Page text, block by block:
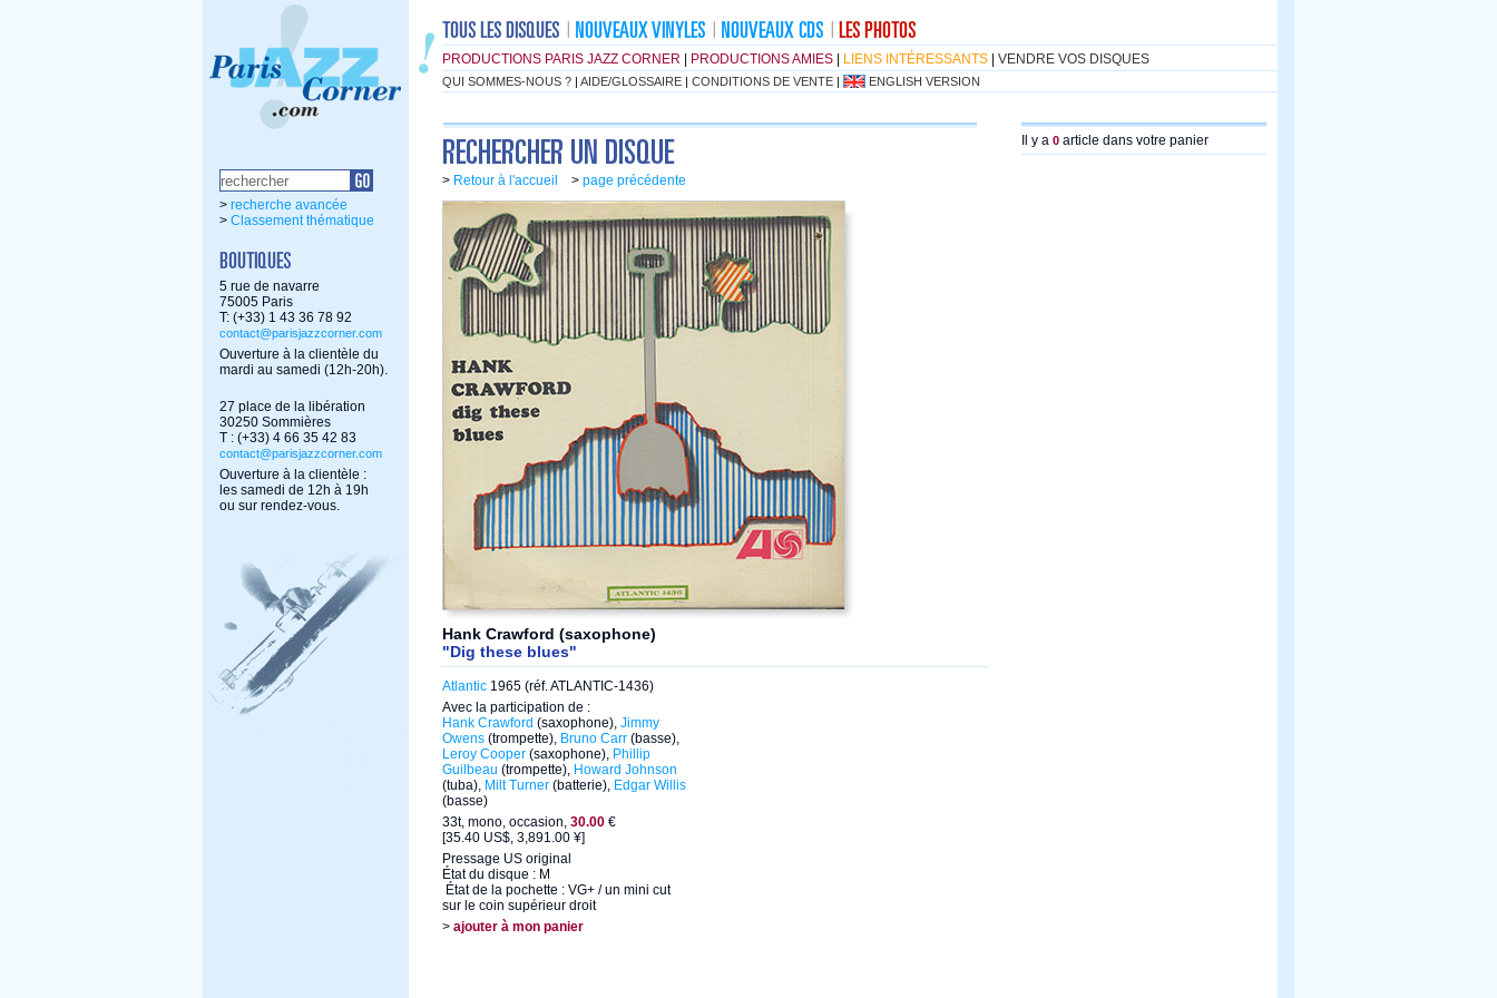
PRODUCTIONS PARIS JAZZ CORNER PRODUCTIONS AMIES LIENS INTÉRESSANTS VENDRE VOS DISQUES
QUI SOMMES-NOUS ? | AIDE/GLOSSAIRE | CONDITIONS DE VENTE | ENGLISH VERSION
> recherche avancée
> Classement thématique
5 rue de navarre
75005 Paris
T: (+33) 1 43 36 78 92
contact@parisjazzcorner.com
Ouverture à la clientèle du
mardi au samedi (12h-20h).
27 place de la libération
30250 Sommières
T : (+33) 4 66 35 42 83
contact@parisjazzcorner.com
Ouverture à la clientèle :
les samedi de 12h à 19h
ou sur rendez-vous.
> Retour à l'accueil > page précédente
Hank Crawford (saxophone)
"Dig these blues"
Atlantic 1965 (réf. ATLANTIC-1436)
Avec la participation de :
Hank Crawford (saxophone), Jimmy
Owens (trompette), Bruno Carr (basse),
Leroy Cooper (saxophone), Phillip
Guilbeau (trompette), Howard Johnson
(tuba), Milt Turner (batterie), Edgar Willis
(basse)
33t, mono, occasion, 30.00 €
[35.40 US$, 3,891.00 ¥]
Pressage US original
État du disque : M
État de la pochette : VG+ / un mini cut
sur le coin supérieur droit
> ajouter à mon panier
Il y a 0 article dans votre panier